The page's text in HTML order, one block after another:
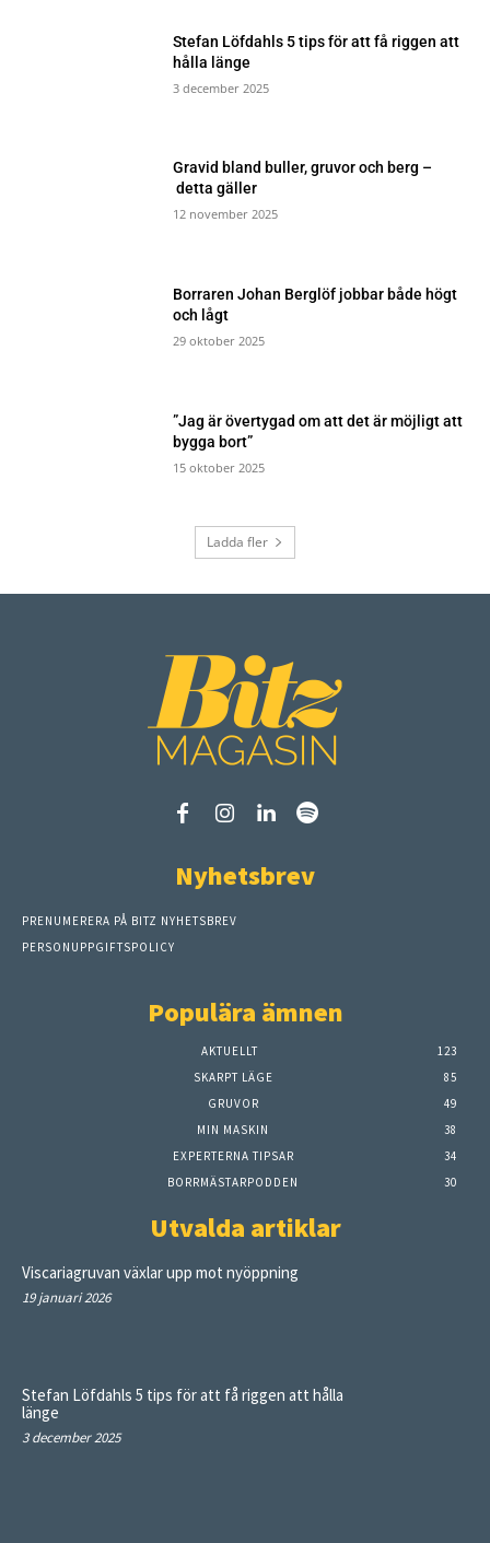
Stefan Löfdahls 5 tips för att få riggen att
hålla länge
3 december 2025
Gravid bland buller, gruvor och berg –
detta gäller
12 november 2025
Borraren Johan Berglöf jobbar både högt
och lågt
29 oktober 2025
”Jag är övertygad om att det är möjligt att
bygga bort”
15 oktober 2025
Ladda fler
Nyhetsbrev
PRENUMERERA PÅ BITZ NYHETSBREV
PERSONUPPGIFTSPOLICY
Populära ämnen
AKTUELLT
123
SKARPT LÄGE
85
GRUVOR
49
MIN MASKIN
38
EXPERTERNA TIPSAR
34
BORRMÄSTARPODDEN
30
Utvalda artiklar
Viscariagruvan växlar upp mot nyöppning
19 januari 2026
Stefan Löfdahls 5 tips för att få riggen att hålla
länge
3 december 2025